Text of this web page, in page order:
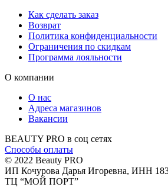
Как сделать заказ
Возврат
Политика конфиденциальности
Ограничения по скидкам
Программа лояльности
О компании
О нас
Адреса магазинов
Вакансии
BEAUTY PRO в соц сетях
Способы оплаты
© 2022 Beauty PRO
ИП Кочурова Дарья Игоревна, ИНН
ТЦ “МОЙ ПОРТ”